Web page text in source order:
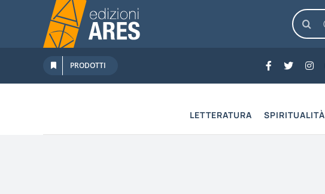
contenuto
Cerca
per:
PRODOTTI
LETTERATURA SPIRITUALITÀ